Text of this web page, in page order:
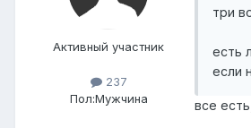
Активный участник
237
Пол:Мужчина
три
есть
если
все